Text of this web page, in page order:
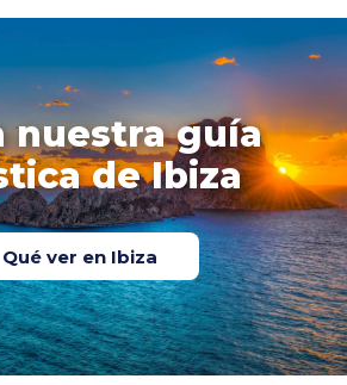
nuestra guía
de Ibiza
Qué ver en Ibiza